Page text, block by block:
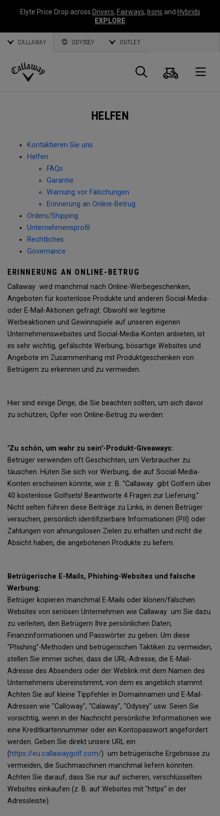
Elyte Price Drop across Drivers, Fairways, Irons and Hybrids
EXPLORE
CALLAWAY ODYSSEY OUTLET
Callaway
Suche
HELFEN
Kontaktieren Sie uns
Helfen
FAQs
Garantie
Warnung vor Fälschungen
Erinnerung an Online-Betrug
Orders/Shipping
Unternehmensprofil
Rechtliches
Governance
ERINNERUNG AN ONLINE-BETRUG
Callaway wird manchmal nach Online-Werbegeschenken,
Angeboten für kostenlose Produkte und anderen Social-Media-
oder E-Mail-Aktionen gefragt. Obwohl wir legitime
Werbeaktionen und Gewinnspiele auf unseren eigenen
Unternehmenswebsites und Social-Media-Konten anbieten, ist
es sehr wichtig, gefälschte Werbung, bösartige Websites und
Angebote im Zusammenhang mit Produktgeschenken von
Betrügern zu erkennen und zu vermeiden.
Hier sind einige Dinge, die Sie beachten sollten, um sich davor
zu schützen, Opfer von Online-Betrug zu werden:
"Zu schön, um wahr zu sein"-Produkt-Giveaways:
Betrüger verwenden oft Geschichten, um Verbraucher zu
täuschen. Hüten Sie sich vor Werbung, die auf Social-Media-
Konten erscheinen könnte, wie z. B. "Callaway gibt Golfern über
40 kostenlose Golfsets! Beantworte 4 Fragen zur Lieferung."
Nicht selten führen diese Beiträge zu Links, in denen Betrüger
versuchen, persönlich identifizierbare Informationen (PII) oder
Zahlungen von ahnungslosen Zielen zu erhalten und nicht die
Absicht haben, die angebotenen Produkte zu liefern.
Betrügerische E-Mails, Phishing-Websites und falsche
Werbung:
Betrüger kopieren manchmal E-Mails oder klonen/fälschen
Websites von seriösen Unternehmen wie Callaway um Sie dazu
zu verleiten, den Betrügern Ihre persönlichen Daten,
Finanzinformationen und Passwörter zu geben. Um diese
"Phishing"-Methoden und betrügerischen Taktiken zu vermeiden,
stellen Sie immer sicher, dass die URL-Adresse, die E-Mail-
Adresse des Absenders oder der Weblink mit dem Namen des
Unternehmens übereinstimmt, von dem es angeblich stammt.
Achten Sie auf kleine Tippfehler in Domainnamen und E-Mail-
Adressen wie "Calloway", "Calaway", "Odysey" usw. Seien Sie
vorsichtig, wenn in der Nachricht persönliche Informationen wie
eine Kreditkartennummer oder ein Kontopasswort angefordert
werden. Geben Sie direkt unsere URL ein
(https://eu.callawaygolf.com/) um betrügerische Ergebnisse zu
vermeiden, die Suchmaschinen manchmal liefern könnten.
Achten Sie darauf, dass Sie nur auf sicheren, verschlüsselten
Websites einkaufen (z. B. auf Websites mit "https" in der
Adressleiste).